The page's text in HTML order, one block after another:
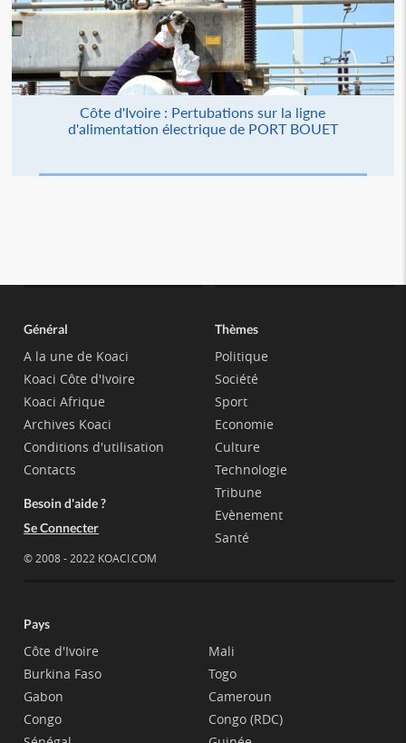
Côte d'Ivoire : Pertubations sur la ligne
d'alimentation électrique de PORT BOUET
Général
A la une de Koaci
Koaci Côte d'Ivoire
Koaci Afrique
Archives Koaci
Conditions d'utilisation
Contacts
Besoin d'aide ?
Se Connecter
© 2008 - 2022 KOACI.COM
Thèmes
Politique
Société
Sport
Economie
Culture
Technologie
Tribune
Evènement
Santé
Pays
Côte d'Ivoire
Burkina Faso
Gabon
Congo
Mali
Togo
Cameroun
Congo (RDC)